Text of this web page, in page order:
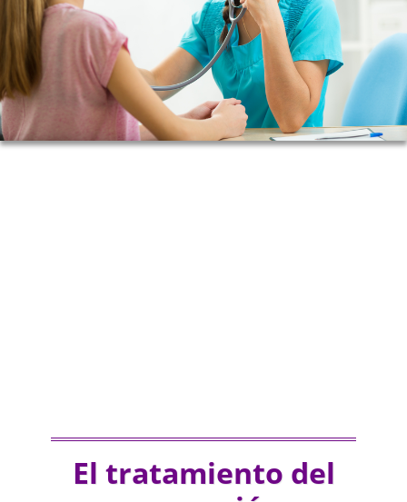
El tratamiento del